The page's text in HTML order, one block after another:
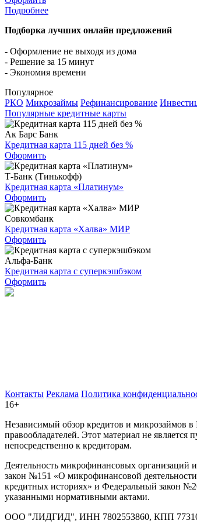
Подробнее
Подборка лучших онлайн предложений
- Оформление не выходя из дома
- Решение за 15 минут
- Экономия времени
Популярное
РКО Микрозаймы Рефинансирование
Популярные кредитные карты
Ак Барс Банк
Кредитная карта 115 дней без %
Оформить
Т-Банк (Тинькофф)
Кредитная карта «Платинум»
Оформить
Совкомбанк
Кредитная карта «Халва» МИР
Оформить
Альфа-Банк
Кредитная карта с суперкэшбэком
Оформить
Контакты Реклама Политика
16+
Независимый обзор кредитов и микрозаймов
правообладателей. Этот материал не
непосредственно к кредиторам.
Деятельность микрофинансовых организаций
закон №151 «О микрофинансовой
кредитных историях» и Федеральный закон
указанными нормативными актами.
ООО "ЛИДГИД", ИНН 7802553860, КПП